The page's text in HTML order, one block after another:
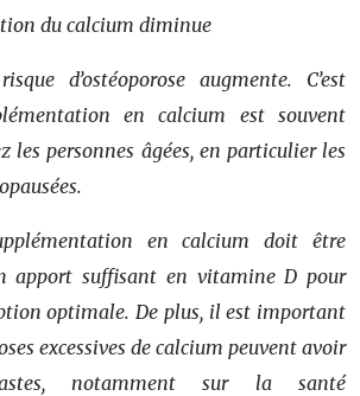
du calcium diminue
d’ostéoporose augmente. C’est
en calcium est souvent
les personnes âgées, en particulier les
en calcium doit être
apport suffisant en vitamine D pour
optimale. De plus, il est important
excessives de calcium peuvent avoir
notamment sur la santé